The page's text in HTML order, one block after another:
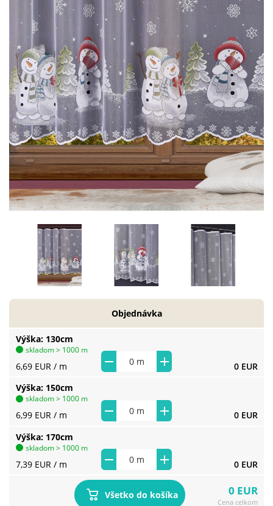
Výška 130cm
6,69 EUR / m 0 EUR
skladom > 1000 m
Výška 150cm
6,99 EUR / m 0 EUR
skladom > 1000 m
Výška 170cm
7,39 EUR / m 0 EUR
skladom > 1000 m
Objednávka
Všetko do košíka 0 EUR
Cena celkom